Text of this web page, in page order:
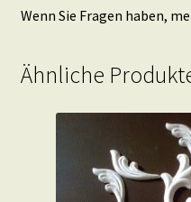
Wenn Sie Fragen haben,
Ähnliche